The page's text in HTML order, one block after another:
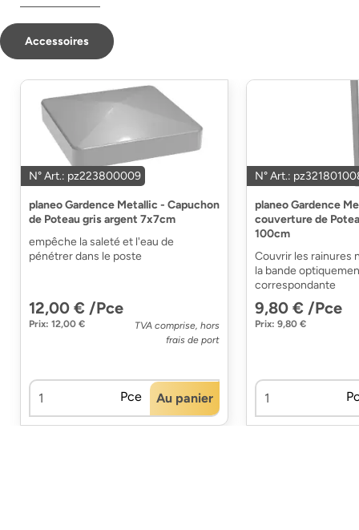
Accessoires
N° Art.: pz223800009
planeo Gardence Metallic - Capuchon
de Poteau gris argent 7x7cm
empêche la saleté et l'eau de
pénétrer dans le poste
12,00 € /Pce
Prix: 12,00 €
TVA comprise, hors
frais de port
Pce Au panier
N° Art.:
planeo Gardence
couverture de
100cm
Couvrir les rainures
la bande
correspondante
9,80 € /Pce
Prix: 9,80 €